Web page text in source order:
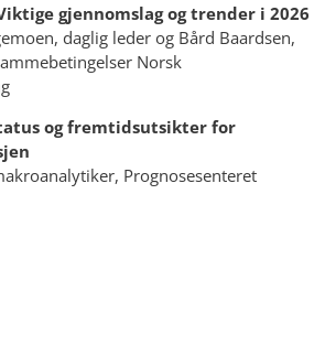
gjennomslag og trender i 2026
daglig leder og Bård Baardsen,
Norsk
og fremtidsutsikter for
Prognosesenteret